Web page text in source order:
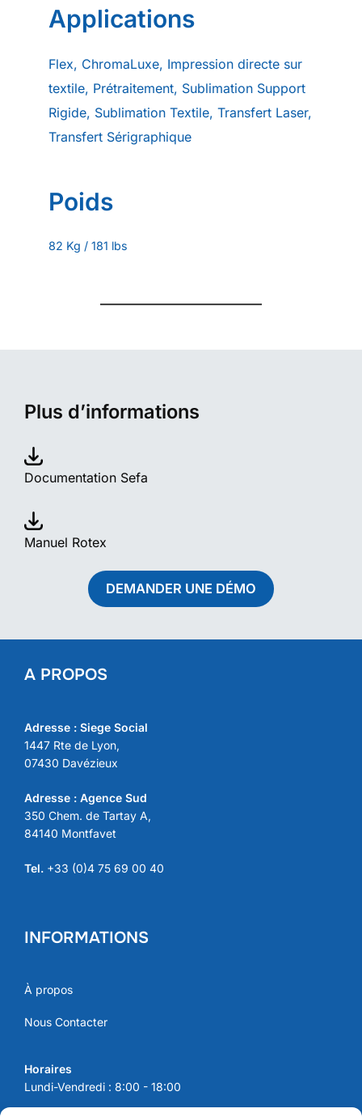
Applications
Flex, ChromaLuxe, Impression directe sur
textile, Prétraitement, Sublimation Support
Rigide, Sublimation Textile, Transfert Laser,
Transfert Sérigraphique
Poids
82 Kg / 181 lbs
Plus d’informations
Documentation Sefa
Manuel Rotex
DEMANDER UNE DÉMO
A PROPOS
Adresse : Siege Social
1447 Rte de Lyon,
07430 Davézieux
Adresse : Agence Sud
350 Chem. de Tartay A,
84140 Montfavet
Tel. +33 (0)4 75 69 00 40
INFORMATIONS
À propos
Nous Contacter
Horaires
Lundi-Vendredi : 8:00 - 18:00